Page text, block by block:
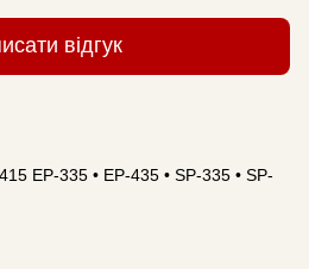
відгук
EP-335 • EP-435 • SP-335 • SP-